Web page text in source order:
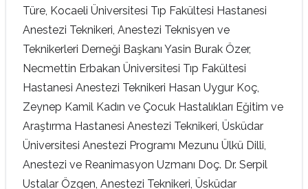
Türe, Kocaeli Üniversitesi Tıp Fakültesi Hastanesi
Anestezi Teknikeri, Anestezi Teknisyen ve
Teknikerleri Derneği Başkanı Yasin Burak Özer,
Necmettin Erbakan Üniversitesi Tıp Fakültesi
Hastanesi Anestezi Teknikeri Hasan Uygur Koç,
Zeynep Kamil Kadın ve Çocuk Hastalıkları Eğitim ve
Araştırma Hastanesi Anestezi Teknikeri, Üsküdar
Üniversitesi Anestezi Programı Mezunu Ülkü Dilli,
Anestezi ve Reanimasyon Uzmanı Doç. Dr. Serpil
Ustalar Özgen, Anestezi Teknikeri, Üsküdar